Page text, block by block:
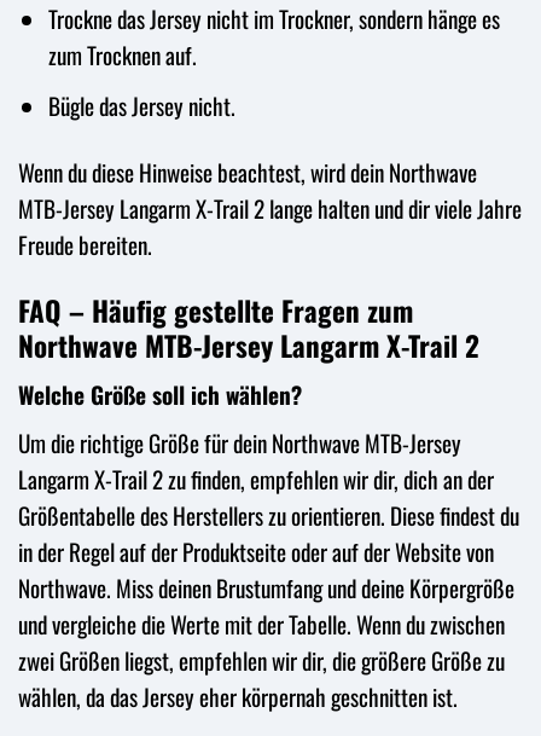
Trockne das Jersey nicht im Trockner, sondern hänge es
zum Trocknen auf.
Bügle das Jersey nicht.
Wenn du diese Hinweise beachtest, wird dein Northwave
MTB-Jersey Langarm X-Trail 2 lange halten und dir viele Jahre
Freude bereiten.
FAQ – Häufig gestellte Fragen zum
Northwave MTB-Jersey Langarm X-Trail 2
Welche Größe soll ich wählen?
Um die richtige Größe für dein Northwave MTB-Jersey
Langarm X-Trail 2 zu finden, empfehlen wir dir, dich an der
Größentabelle des Herstellers zu orientieren. Diese findest du
in der Regel auf der Produktseite oder auf der Website von
Northwave. Miss deinen Brustumfang und deine Körpergröße
und vergleiche die Werte mit der Tabelle. Wenn du zwischen
zwei Größen liegst, empfehlen wir dir, die größere Größe zu
wählen, da das Jersey eher körpernah geschnitten ist.